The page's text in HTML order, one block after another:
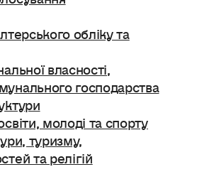
обліку та
власності,
господарства
молоді та спорту
туризму,
та релігій